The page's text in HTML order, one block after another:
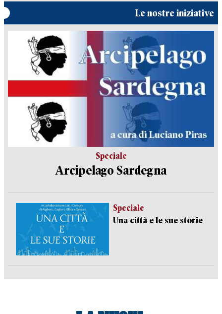
Le nostre iniziative
Speciale
Arcipelago Sardegna
Speciale
Una città e le sue storie